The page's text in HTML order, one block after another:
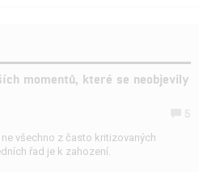
momentů, které se neobjevily
všechno z často kritizovaných
řad je k zahození.